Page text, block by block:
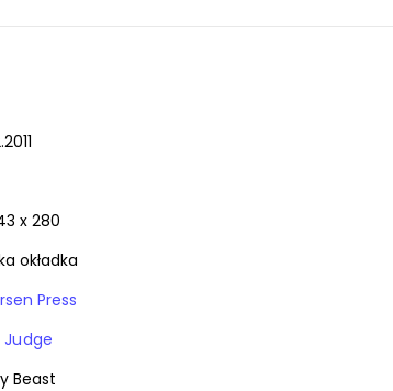
x 280
okładka
Press
Judge
Beast